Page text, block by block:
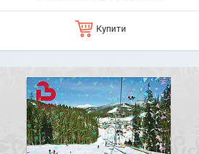
Купити